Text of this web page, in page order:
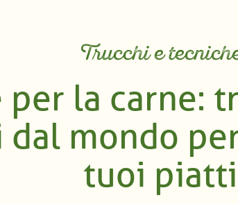
Trucchi e
per la carne:
dal mondo
tuoi piatti